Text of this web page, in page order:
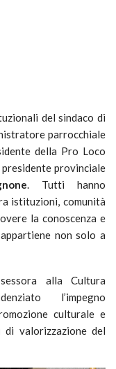
del sindaco di
parrocchiale
della Pro Loco
provinciale
. Tutti hanno
istituzioni, comunità
la conoscenza e
non solo a
alla Cultura
l’impegno
culturale e
valorizzazione del